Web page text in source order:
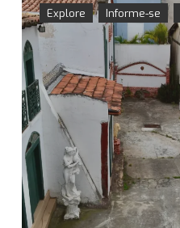
Explore Informe-se